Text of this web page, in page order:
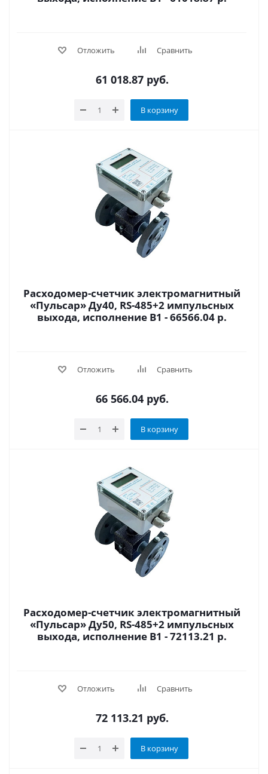
Отложить Сравнить
61 018.87руб.
В корзину
Расходомер-счетчик электромагнитный
«Пульсар» Ду40, RS-485+2 импульсных
выхода, исполнение В1 - 66566.04 р.
Отложить Сравнить
66 566.04руб.
В корзину
Расходомер-счетчик электромагнитный
«Пульсар» Ду50, RS-485+2 импульсных
выхода, исполнение В1 - 72113.21 р.
Отложить Сравнить
72 113.21 руб.
В корзину